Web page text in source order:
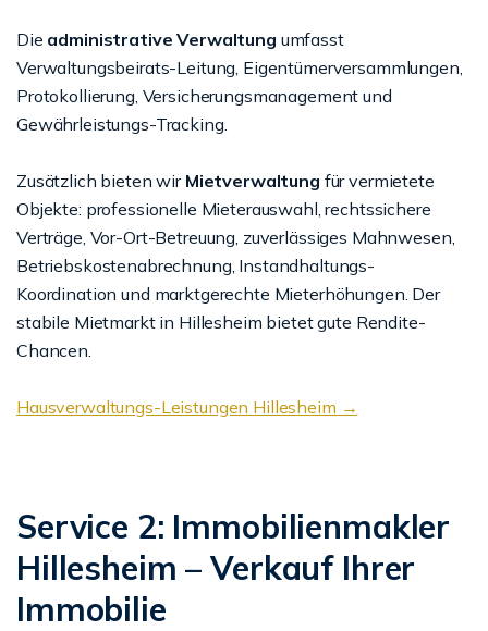
Die administrative Verwaltung umfasst
Verwaltungsbeirats-Leitung, Eigentümerversammlungen,
Protokollierung, Versicherungsmanagement und
Gewährleistungs-Tracking.
Zusätzlich bieten wir Mietverwaltung für vermietete
Objekte: professionelle Mieterauswahl, rechtssichere
Verträge, Vor-Ort-Betreuung, zuverlässiges Mahnwesen,
Betriebskostenabrechnung, Instandhaltungs-
Koordination und marktgerechte Mieterhöhungen. Der
stabile Mietmarkt in Hillesheim bietet gute Rendite-
Chancen.
Hausverwaltungs-Leistungen Hillesheim →
Service 2: Immobilienmakler
Hillesheim – Verkauf Ihrer
Immobilie